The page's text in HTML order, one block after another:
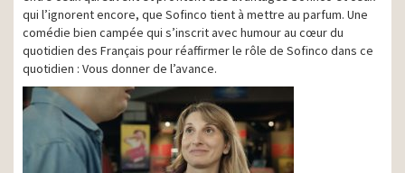
qui l’ignorent encore, que Sofinco tient à mettre au parfum. Une
comédie bien campée qui s’inscrit avec humour au cœur du
quotidien des Français pour réaffirmer le rôle de Sofinco dans ce
quotidien : Vous donner de l’avance.